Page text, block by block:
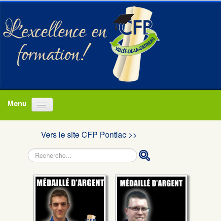
Programmes
Actualités
Nous joindre
Vers le site CFP Pontiac >>
Rechercher